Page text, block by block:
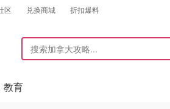
区 兑换商城 折扣爆料
教育